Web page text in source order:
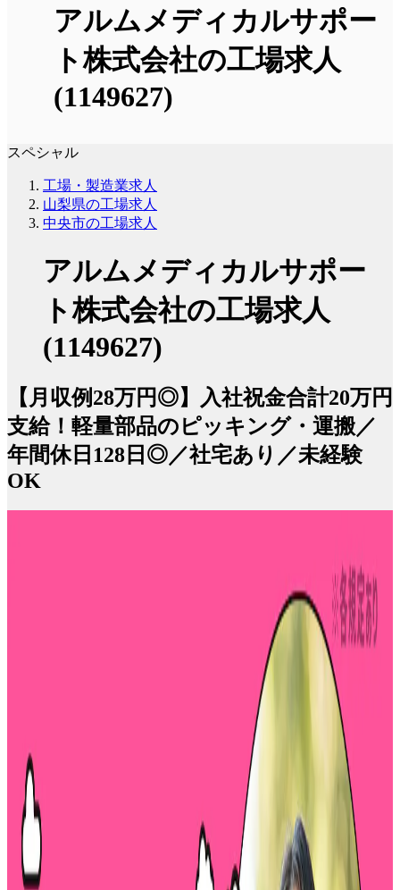
アルムメディカルサポー
ト株式会社の工場求人
(1149627)
スペシャル
工場・製造業求人
山梨県の工場求人
中央市の工場求人
アルムメディカルサポー
ト株式会社の工場求人
(1149627)
【月収例28万円◎】入社祝金合計20万円
支給！軽量部品のピッキング・運搬／
年間休日128日◎／社宅あり／未経験
OK